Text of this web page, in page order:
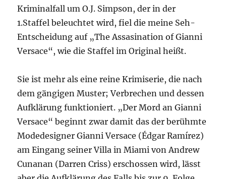
Kriminalfall um O.J. Simpson, der in der
1.Staffel beleuchtet wird, fiel die meine Seh-
Entscheidung auf „The Assasination of Gianni
Versace“, wie die Staffel im Original heißt.
Sie ist mehr als eine reine Krimiserie, die nach
dem gängigen Muster; Verbrechen und dessen
Aufklärung funktioniert. „Der Mord an Gianni
Versace“ beginnt zwar damit das der berühmte
Modedesigner Gianni Versace (Édgar Ramírez)
am Eingang seiner Villa in Miami von Andrew
Cunanan (Darren Criss) erschossen wird, lässt